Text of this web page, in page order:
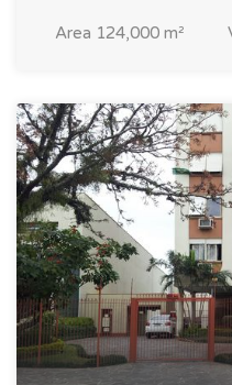
Area 124,000 m²